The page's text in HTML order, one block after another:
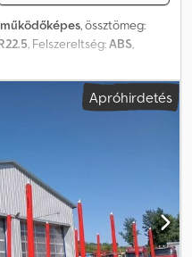
, össztömeg:
, Felszereltség:ABS,
BILLENŐPLATÓVAL -
x 2000 mm
8 mm Önsúly: 6.650 kg
kg Leírás – Kivitel és
TÁRCSA FÉKKEL vagy
emelővel ELEKTROMOS
PONYVÁZÓ, FEDŐKASZNIVAL
Szerszámtartó 9050250 Teljes
Elektromos
PROMETEON 385/65 R22,5
0/120 offset Távirányító a
Apróhirdetés